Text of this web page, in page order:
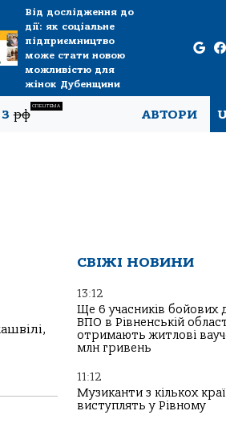
Від дослідження до
дії: як соціальне
підприємництво
може стати новою
можливістю для
жінок Дубенщини
Зрф
СПЕЦТЕМА
АВТОРИ
СВІЖІ НОВИНИ
13:12
Ще 6 учасників бойових
ВПО в Рівненській
отримають житлові
млн гривень
11:12
Музиканти з кількох
виступлять у Рівному